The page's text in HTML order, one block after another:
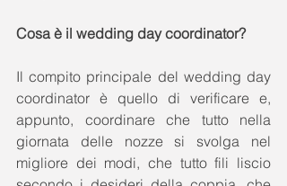
Cosa è il wedding day coordinator?
Il compito principale del wedding day
coordinator è quello di verificare e,
appunto, coordinare che tutto nella
giornata delle nozze si svolga nel
migliore dei modi, che tutto fili liscio